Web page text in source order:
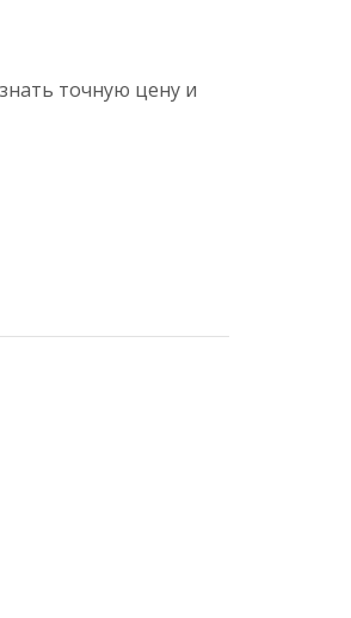
точную цену и